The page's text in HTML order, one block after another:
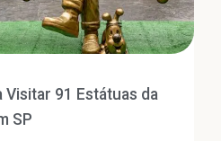
Visitar 91 Estátuas da
SP